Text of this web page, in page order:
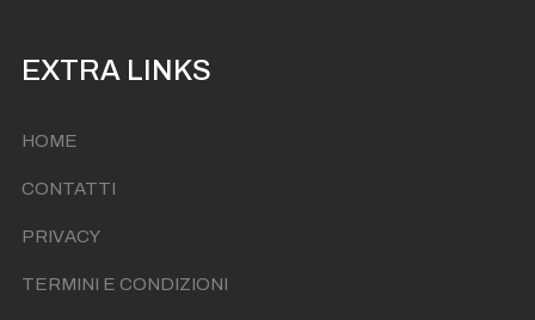
EXTRA LINKS
HOME
CONTATTI
PRIVACY
TERMINI E CONDIZIONI